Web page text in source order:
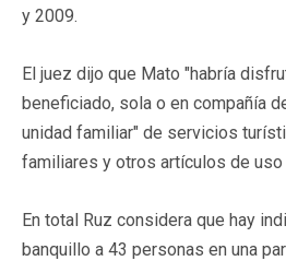
y 2009.
El juez dijo que Mato "habría
beneficiado, sola o en compañía
unidad familiar" de servicios
familiares y otros artículos de uso
En total Ruz considera que hay
banquillo a 43 personas en una